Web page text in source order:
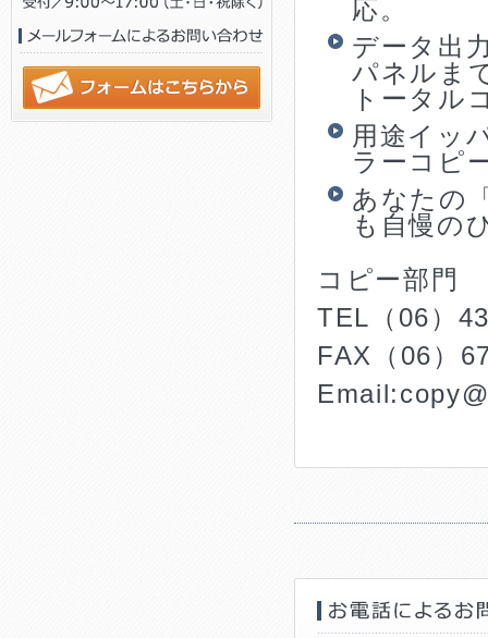
応。
データ出
パネルま
トータル
用途イッ
ラーコピ
あなたの
も自慢の
コピー部門
TEL（06）
FAX（06）